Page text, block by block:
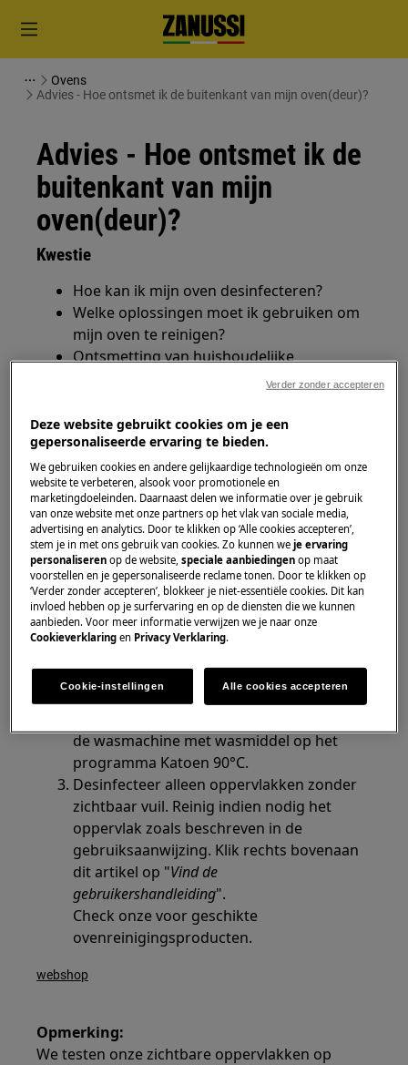
Ovens
Advies - Hoe ontsmet ik de buitenkant van mijn oven(deur)?
Advies - Hoe ontsmet ik de
buitenkant van mijn
oven(deur)?
Kwestie
Hoe kan ik mijn oven desinfecteren?
Welke oplossingen moet ik gebruiken om
mijn oven te reinigen?
Ontsmetting van huishoudelijke
Heeft betrekking op
Ovens
Oplossing
Veeg de buitenkant van de oven schoon
met een zachte doek gedrenkt in een
ethanoloplossing (70%). Vermijd
desinfectiemiddelen op basis van chloor.
Alleen gebruiken in goed geventileerde
Alternatief voor wegwerpdoekjes:Gebruik
de wasmachine met wasmiddel op het
programma Katoen 90°C.
Desinfecteer alleen oppervlakken zonder
zichtbaar vuil. Reinig indien nodig het
oppervlak zoals beschreven in de
gebruiksaanwijzing. Klik rechts bovenaan
dit artikel op "Vind de
gebruikershandleiding".
Check onze voor geschikte
ovenreinigingsproducten.
webshop
Opmerking:
We testen onze zichtbare oppervlakken op
Deze website gebruikt cookies om je een
gepersonaliseerde ervaring te bieden.
We gebruiken cookies en andere gelijkaardige technologieën om onze
website te verbeteren, alsook voor promotionele en
marketingdoeleinden. Daarnaast delen we informatie over je gebruik
van onze website met onze partners op het vlak van sociale media,
advertising en analytics. Door te klikken op ‘Alle cookies accepteren’,
stem je in met ons gebruik van cookies. Zo kunnen weje ervaring
personaliseren op de website,speciale aanbiedingen op maat
voorstellen en je gepersonaliseerde reclame tonen. Door te klikken op
‘Verder zonder accepteren’, blokkeer je niet-essentiële cookies. Dit kan
invloed hebben op je surfervaring en op de diensten die we kunnen
aanbieden. Voor meer informatie verwijzen we je naar onze
Cookieverklaring en Privacy Verklaring.
Cookie-instellingen Alle cookies accepteren
Verder zonder accepteren